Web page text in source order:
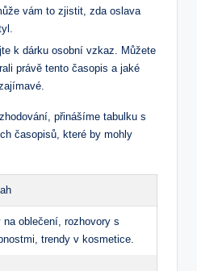
vám to zjistit, zda oslava
k dárku osobní vzkaz. Můžete
právě tento časopis a jaké
přinášíme tabulku s
časopisů, které by mohly
na oblečení, rozhovory s
trendy v kosmetice.